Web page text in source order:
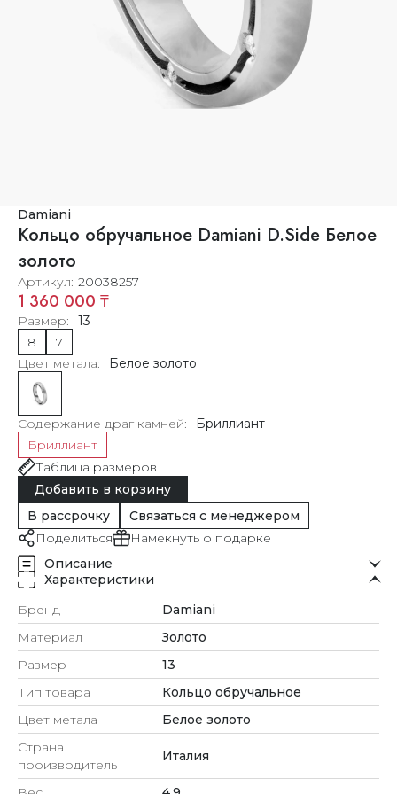
Damiani
Кольцо обручальное Damiani D.Side Белое
золото
Артикул 20038257
1 360 000 ₸
Размер
13
8
7
Цвет метала
Белое золото
Содержание драг камней
Бриллиант
Бриллиант
Таблица размеров
Добавить в корзину
В рассрочку
Связаться с менеджером
Поделиться
Намекнуть о подарке
Описание
Характеристики
Бренд
Damiani
Материал
Золото
Размер
13
Тип товара
Кольцо обручальное
Цвет метала
Белое золото
Страна
производитель
Италия